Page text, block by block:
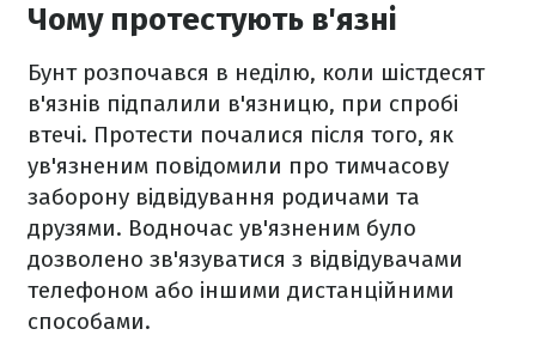
Чому протестують в'язні
Бунт розпочався в неділю, коли шістдесят
в'язнів підпалили в'язницю, при спробі
втечі. Протести почалися після того, як
ув'язненим повідомили про тимчасову
заборону відвідування родичами та
друзями. Водночас ув'язненим було
дозволено зв'язуватися з відвідувачами
телефоном або іншими дистанційними
способами.